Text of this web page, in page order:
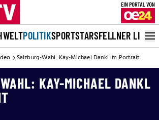
WELTPOLITIKSPORTSTARSFELLNER LIVE
Salzburg-Wahl: Kay-Michael Dankl im Portrait
KAY-MICHAEL DANKL